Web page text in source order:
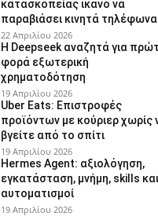
κατασκοπείας ικανό να
παραβιάσει κινητά τηλέφωνα
22 Απριλίου 2026
Η Deepseek αναζητά για
φορά εξωτερική
χρηματοδότηση
19 Απριλίου 2026
Uber Eats: Επιστροφές
προϊόντων με κούριερ χωρίς
βγείτε από το σπίτι
19 Απριλίου 2026
Hermes Agent: αξιολόγηση,
εγκατάσταση, μνήμη, skills και
αυτοματισμοί
19 Απριλίου 2026